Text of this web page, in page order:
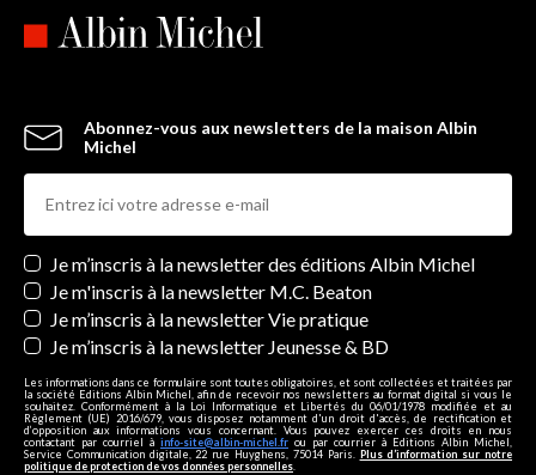
Abonnez-vous aux newsletters de la maison Albin
Michel
Newsletters
Je m’inscris à la newsletter des éditions Albin Michel
Je m'inscris à la newsletter M.C. Beaton
Je m’inscris à la newsletter Vie pratique
Je m’inscris à la newsletter Jeunesse & BD
Les informations dans ce formulaire sont toutes obligatoires, et sont collectées et traitées par
la société Editions Albin Michel, afin de recevoir nos newsletters au format digital si vous le
souhaitez. Conformément à la Loi Informatique et Libertés du 06/01/1978 modifiée et au
Règlement (UE) 2016/679, vous disposez notamment d'un droit d'accès, de rectification et
d’opposition aux informations vous concernant. Vous pouvez exercer ces droits en nous
contactant par courriel à info-site@albin-michel.fr ou par courrier à Editions Albin Michel,
Service Communication digitale, 22 rue Huyghens, 75014 Paris. Plus d’information sur notre
politique de protection de vos données personnelles